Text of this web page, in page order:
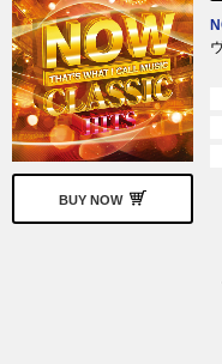
BUY NOW